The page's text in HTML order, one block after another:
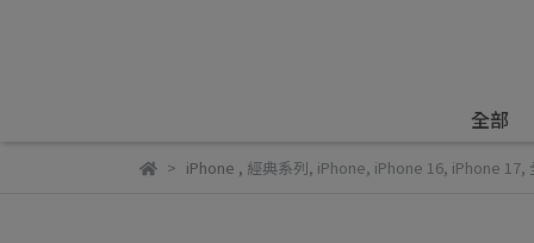
全部
iPhone , 經典系列, iPhone, iPhone 16, iPhone 17,